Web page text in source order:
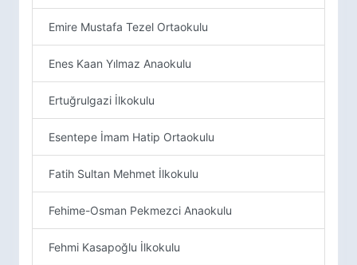
Emire Mustafa Tezel Ortaokulu
Enes Kaan Yılmaz Anaokulu
Ertuğrulgazi İlkokulu
Esentepe İmam Hatip Ortaokulu
Fatih Sultan Mehmet İlkokulu
Fehime-Osman Pekmezci Anaokulu
Fehmi Kasapoğlu İlkokulu